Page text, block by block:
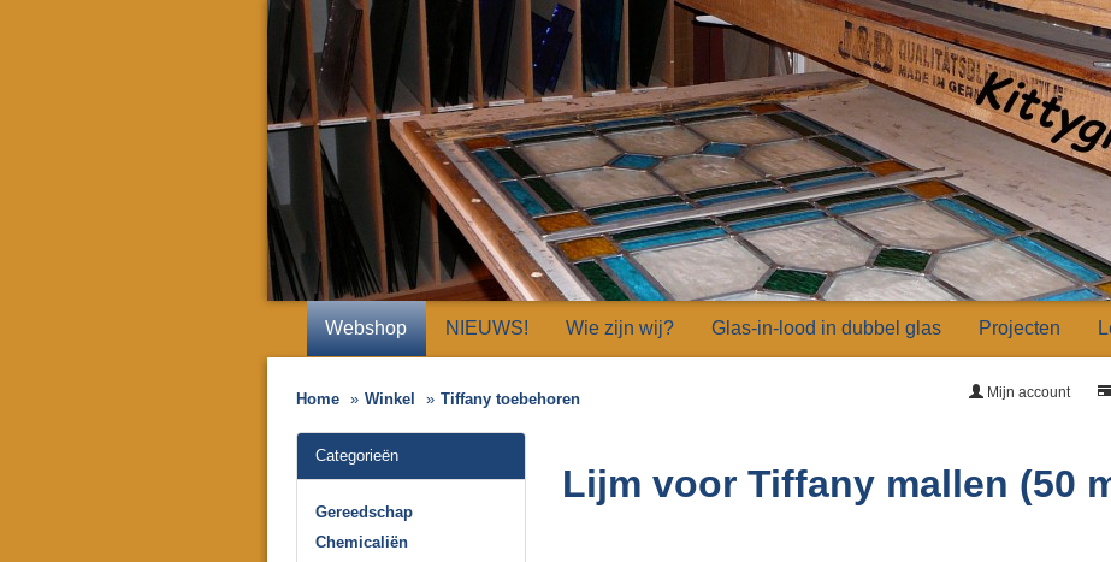
Webshop NIEUWS! Wie zijn wij? Glas-in-lood in dubbel glas Projecten
Home Winkel Tiffany toebehoren Mijn account
Lijm voor Tiffany mallen (50
Categorieën
Gereedschap
Chemicaliën